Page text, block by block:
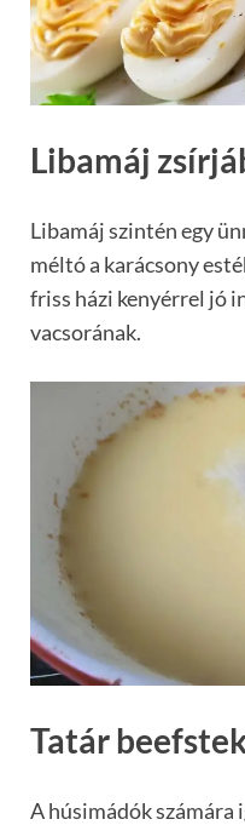
Libamáj
Libamáj szintén egy
méltó a karácsony
friss házi kenyérrel jó
vacsorának.
Tatár
A húsimádók számára